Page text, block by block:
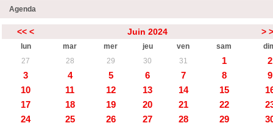
Agenda
<< < Juin 2024 >
lun mar mer jeu ven sam
27
28 29 30 31 1
2
3
4 5 6 7 8
9
10
11 12 13 14 15
17
18 19 20 21 22
24
25 26 27 28 29